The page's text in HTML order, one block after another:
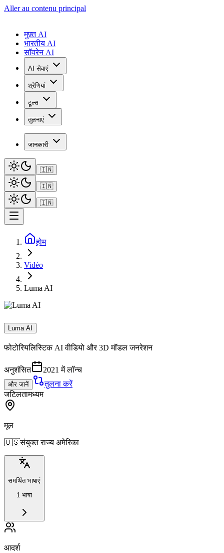
Aller au contenu principal
मुफ़्त AI
भारतीय AI
सॉवरेन AI
AI सेवाएं
श्रेणियां
टूल्स
तुलनाएं
जानकारी
🇮🇳
🇮🇳
🇮🇳
होम
Vidéo
Luma AI
Luma AI
फोटोरियलिस्टिक AI वीडियो और 3D मॉडल जनरेशन
अनुशंसित 2021 में लॉन्च
और जानें
तुलना करें
जटिलतामध्यम
मूल
🇺🇸संयुक्त राज्य अमेरिका
समर्थित भाषाएं
1 भाषा
आदर्श